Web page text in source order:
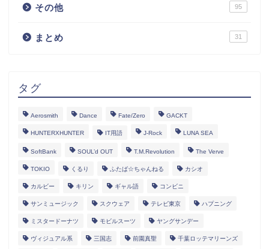
その他 95
まとめ 31
タグ
Aerosmith Dance Fate/Zero GACKT
HUNTERXHUNTER IT用語 J-Rock LUNA SEA
SoftBank SOUL’d OUT T.M.Revolution The Verve
TOKIO くるり ふたば☆ちゃんねる カシオ
カルビー キリン ギャル語 コンビニ
サンミュージック スクウェア テレビ東京 ハプニング
ミスタードーナツ モビルスーツ ヤングサンデー
ヴィジュアル系 三国志 前園真聖 千葉ロッテマリーンズ